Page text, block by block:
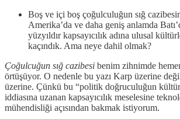
Boş ve içi boş çoğulculuğun sığ
Amerika’da ve daha geniş anlamda
yüzyıldır kapsayıcılık adına ulusal
kaçındık. Ama neye dahil olmak?
Çoğulcuğun sığ cazibesi benim zihnimde
örtüşüyor. O nedenle bu yazı Karp üzerine
üzerine. Çünkü bu “politik doğruculuğun
iddiasına uzanan kapsayıcılık meselesine
mühendisliği açısından bakmak istiyorum.